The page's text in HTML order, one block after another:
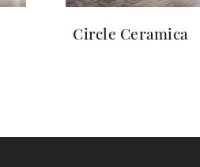
Circle Ceramica